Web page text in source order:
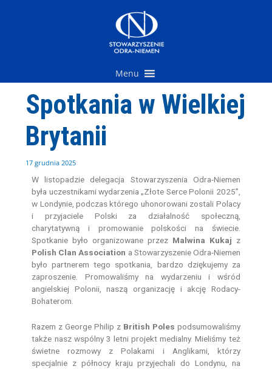
Menu
Spotkania w Wielkiej
Brytanii
17 grudnia 2025
W listopadzie delegacja Stowarzyszenia Odra-Niemen
była uczestnikami wydarzenia „Złote Serce Polonii 2025”,
w Londynie, podczas którego uhonorowani zostali Polacy
i przyjaciele Polski za działalność społeczną,
charytatywną i promowanie polskości na świecie.
Spotkanie było organizowane przez Malwina Kukaj z
Polish Clan Association a Stowarzyszenie Odra-Niemen
było partnerem tego spotkania, bardzo dziękujemy za
zaproszenie. Promowaliśmy na wydarzeniu i wśród
angielskiej Polonii, naszą organizację i akcję Rodacy-
Bohaterom.
Razem z George Philip z British Poles podsumowaliśmy
także nasz wspólny 3 letni projekt medialny. Mieliśmy też
świetne rozmowy z Polakami i Anglikami, którzy
specjalnie z północy kraju przyjechali do Londynu, na